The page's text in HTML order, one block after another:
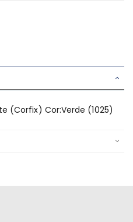
(Corfix) Cor:Verde (1025)